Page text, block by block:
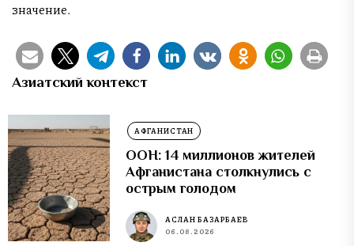
значение.
Азиатский контекст
АФГАНИСТАН
ООН: 14 миллионов жителей
Афганистана столкнулись с
острым голодом
АСЛАН БАЗАРБАЕВ
06.08.2026